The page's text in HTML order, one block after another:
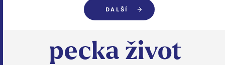
DALŠÍ
pecka život